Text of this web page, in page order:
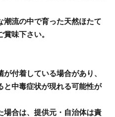
潮流の中で育った天然ほたて
味下さい。
付着している場合があり、
と中毒症状が現れる可能性が
合は、提供元・自治体は責